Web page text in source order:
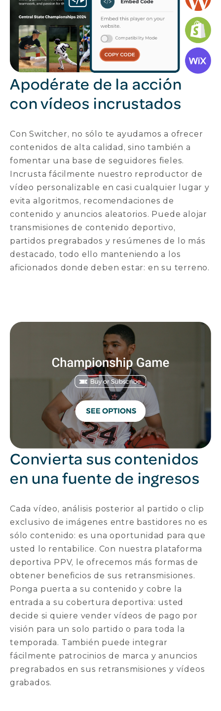
Apodérate de la acción
con vídeos incrustados
Con Switcher, no sólo te ayudamos a ofrecer
contenidos de alta calidad, sino también a
fomentar una base de seguidores fieles.
Incrusta fácilmente nuestro reproductor de
vídeo personalizable en casi cualquier lugar y
evita algoritmos, recomendaciones de
contenido y anuncios aleatorios. Puede alojar
transmisiones de contenido deportivo,
partidos pregrabados y resúmenes de lo más
destacado, todo ello manteniendo a los
aficionados donde deben estar: en su terreno.
Convierta sus contenidos
en una fuente de ingresos
Cada vídeo, análisis posterior al partido o clip
exclusivo de imágenes entre bastidores no es
sólo contenido: es una oportunidad para que
usted lo rentabilice. Con nuestra plataforma
deportiva PPV, le ofrecemos más formas de
obtener beneficios de sus retransmisiones.
Ponga puerta a su contenido y cobre la
entrada a su cobertura deportiva: usted
decide si quiere vender vídeos de pago por
visión para un solo partido o para toda la
temporada. También puede integrar
fácilmente patrocinios de marca y anuncios
pregrabados en sus retransmisiones y vídeos
grabados.